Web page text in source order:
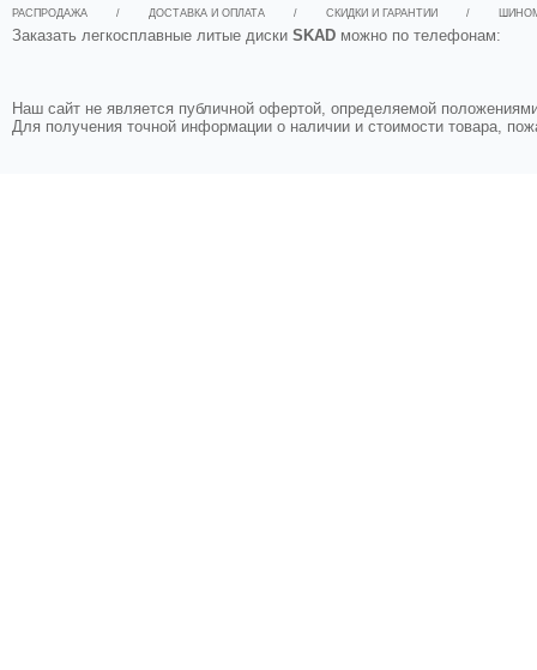
РАСПРОДАЖА / ДОСТАВКА И ОПЛАТА / СКИДКИ И ГАРАНТИИ /
Заказать легкосплавные литые диски SKAD можно по телефонам:
Наш сайт не является публичной офертой, определяемой
Для получения точной информации о наличии и стоимости товара,